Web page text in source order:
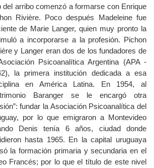
del arribo comenzó a formarse con Enrique
Rivière. Poco después Madeleine fue
de Marie Langer, quien muy pronto la
a incorporarse a la profesión. Pichon
y Langer eran dos de los fundadores de
Psicoanalítica Argentina (APA -
la primera institución dedicada a esa
en América Latina. En 1954, al
Baranger se le encargó otra
fundar la Asociación Psicoanalítica del
por lo que emigraron a Montevideo
Denis tenía 6 años, ciudad donde
hasta 1965. En la capital uruguaya
la formación primaria y secundaria en el
Francés; por lo que el título de este nivel